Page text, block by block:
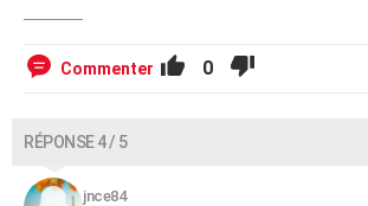
Commenter 0
RÉPONSE 4 / 5
jnce84